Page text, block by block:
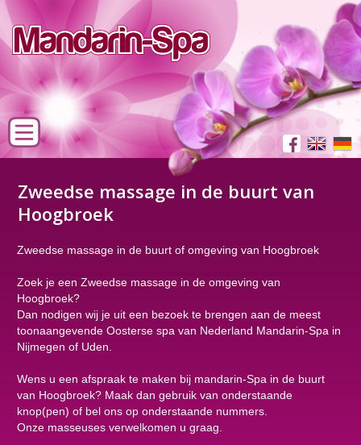
Zweedse massage in de buurt van
Hoogbroek
Zweedse massage in de buurt of omgeving van Hoogbroek
Zoek je een Zweedse massage in de omgeving van
Hoogbroek?
Dan nodigen wij je uit een bezoek te brengen aan de meest
toonaangevende Oosterse spa van Nederland Mandarin-Spa in
Nijmegen of Uden.
Wens u een afspraak te maken bij mandarin-Spa in de buurt
van Hoogbroek? Maak dan gebruik van onderstaande
knop(pen) of bel ons op onderstaande nummers.
Onze masseuses verwelkomen u graag.